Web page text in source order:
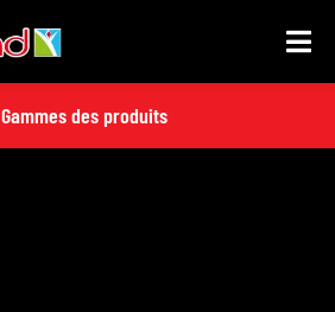
Gammes des produits